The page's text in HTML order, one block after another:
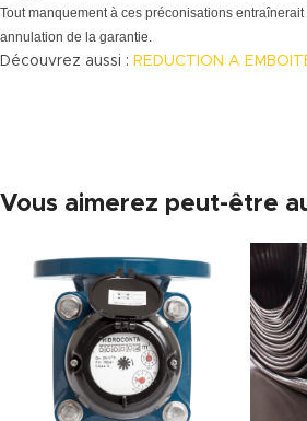
Tout manquement à ces préconisations
annulation de la garantie.
Découvrez aussi : REDUCTION A
Vous aimerez peut-être